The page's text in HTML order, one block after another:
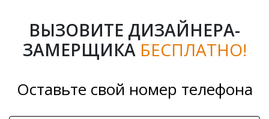
ВЫЗОВИТЕ ДИЗАЙНЕРА-
ЗАМЕРЩИКА БЕСПЛАТНО!
Оставьте свой номер телефона